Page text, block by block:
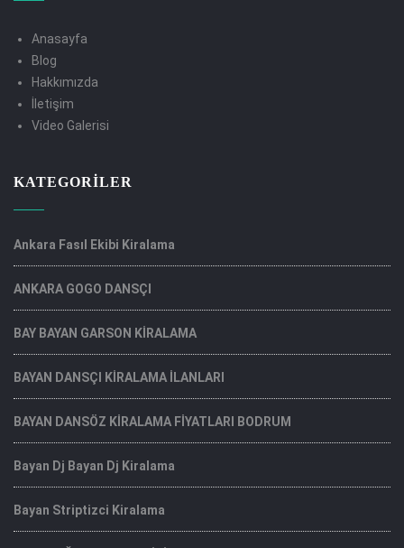
Anasayfa
Blog
Hakkımızda
İletişim
Video Galerisi
KATEGORILER
Ankara Fasıl Ekibi Kiralama
ANKARA GOGO DANSÇI
BAY BAYAN GARSON KİRALAMA
BAYAN DANSÇI KİRALAMA İLANLARI
BAYAN DANSÖZ KİRALAMA FİYATLARI BODRUM
Bayan Dj Bayan Dj Kiralama
Bayan Striptizci Kiralama